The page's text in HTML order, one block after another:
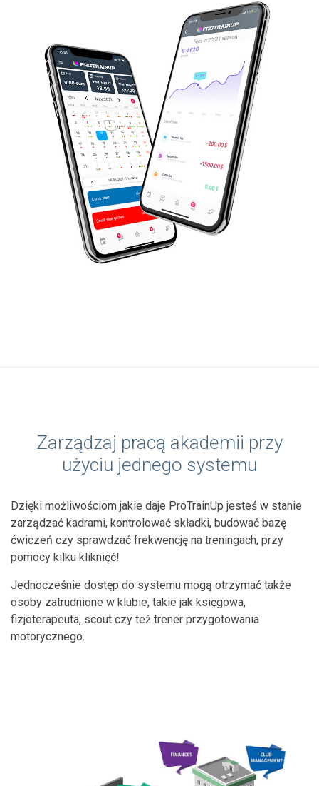
Zarządzaj pracą akademii przy
użyciu jednego systemu
Dzięki możliwościom jakie daje ProTrainUp jesteś w stanie
zarządzać kadrami, kontrolować składki, budować bazę
ćwiczeń czy sprawdzać frekwencję na treningach, przy
pomocy kilku kliknięć!
Jednocześnie dostęp do systemu mogą otrzymać także
osoby zatrudnione w klubie, takie jak księgowa,
fizjoterapeuta, scout czy też trener przygotowania
motorycznego.